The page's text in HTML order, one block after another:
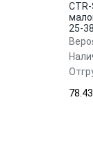
25-
78.43